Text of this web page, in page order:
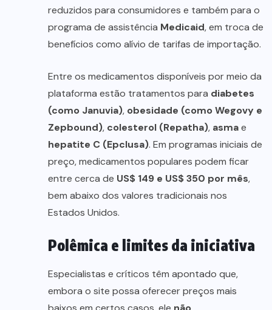
reduzidos para consumidores e também para o
programa de assistência Medicaid, em troca de
benefícios como alívio de tarifas de importação.
Entre os medicamentos disponíveis por meio da
plataforma estão tratamentos para diabetes
(como Januvia), obesidade (como Wegovy e
Zepbound), colesterol (Repatha), asmae
hepatite C (Epclusa). Em programas iniciais de
preço, medicamentos populares podem ficar
entre cerca de US$ 149 e US$ 350 por mês,
bem abaixo dos valores tradicionais nos
Estados Unidos.
Polêmica e limites da iniciativa
Especialistas e críticos têm apontado que,
embora o site possa oferecer preços mais